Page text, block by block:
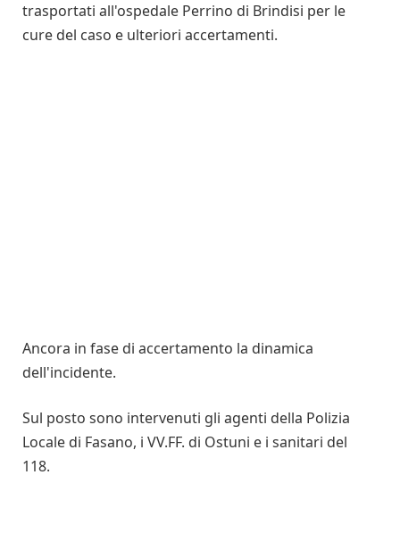
trasportati all'ospedale Perrino di Brindisi per le
cure del caso e ulteriori accertamenti.
Ancora in fase di accertamento la dinamica
dell'incidente.
Sul posto sono intervenuti gli agenti della Polizia
Locale di Fasano, i VV.FF. di Ostuni e i sanitari del
118.